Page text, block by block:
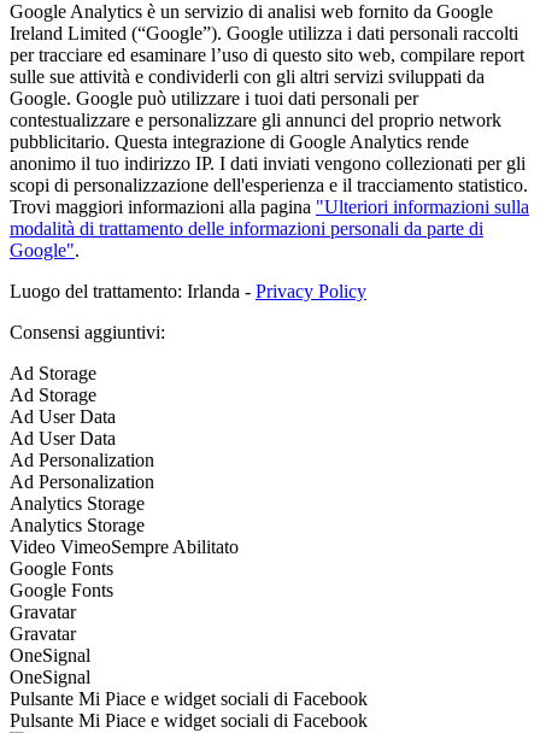
Google Analytics è un servizio di analisi web fornito da Google
Ireland Limited (“Google”). Google utilizza i dati personali raccolti
per tracciare ed esaminare l’uso di questo sito web, compilare report
sulle sue attività e condividerli con gli altri servizi sviluppati da
Google. Google può utilizzare i tuoi dati personali per
contestualizzare e personalizzare gli annunci del proprio network
pubblicitario. Questa integrazione di Google Analytics rende
anonimo il tuo indirizzo IP. I dati inviati vengono collezionati per gli
scopi di personalizzazione dell'esperienza e il tracciamento statistico.
Trovi maggiori informazioni alla pagina "Ulteriori informazioni sulla
modalità di trattamento delle informazioni personali da parte di
Google".
Luogo del trattamento: Irlanda - Privacy Policy
Consensi aggiuntivi:
Ad Storage
Ad Storage
Ad User Data
Ad User Data
Ad Personalization
Ad Personalization
Analytics Storage
Analytics Storage
Video VimeoSempre Abilitato
Google Fonts
Google Fonts
Gravatar
Gravatar
OneSignal
OneSignal
Pulsante Mi Piace e widget sociali di Facebook
Pulsante Mi Piace e widget sociali di Facebook